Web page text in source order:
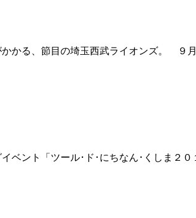
かる、節目の埼玉西武ライオンズ。 ９
ント「ツール･ド･にちなん･くしま２